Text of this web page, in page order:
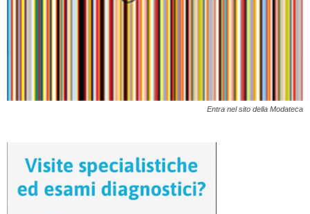
Entra nel sito della Modateca